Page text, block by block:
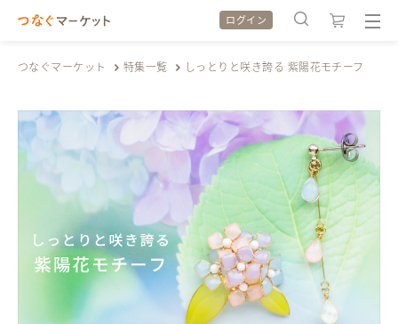
検索履歴
カテゴリから探す
特集から探す
全ての作品をみる
検索履歴
カテゴリから探す
特集から探す
全ての作品をみる
ログイン
つなぐマーケット 特集一覧 しっとりと咲き誇る 紫陽花モチーフ